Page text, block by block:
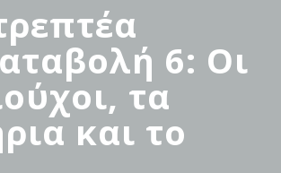
6: Οι
τα
και το